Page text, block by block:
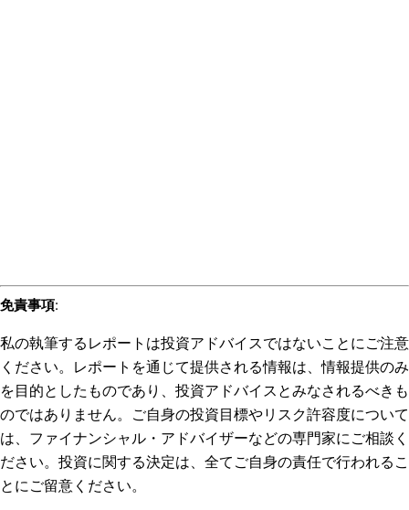
免責事項:
私の執筆するレポートは投資アドバイスではないことにご注意
ください。レポートを通じて提供される情報は、情報提供のみ
を目的としたものであり、投資アドバイスとみなされるべきも
のではありません。ご自身の投資目標やリスク許容度について
は、ファイナンシャル・アドバイザーなどの専門家にご相談く
ださい。投資に関する決定は、全てご自身の責任で行われるこ
とにご留意ください。